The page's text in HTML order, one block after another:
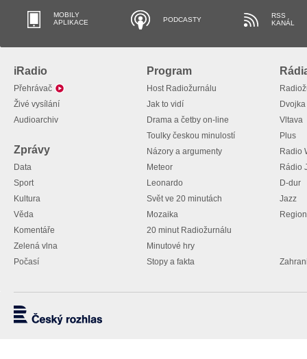
MOBILY
APLIKACE
PODCASTY
RSS
KANÁL
iRadio
Přehrávač
Živé vysílání
Audioarchiv
Zprávy
Data
Sport
Kultura
Věda
Komentáře
Zelená vlna
Počasí
Program
Host Radiožurnálu
Jak to vidí
Drama a četby on-line
Toulky českou minulostí
Názory a argumenty
Meteor
Leonardo
Svět ve 20 minutách
Mozaika
20 minut Radiožurnálu
Minutové hry
Stopy a fakta
Dvojka
Vltava
Plus
Radio
Rádio
D-dur
Jazz